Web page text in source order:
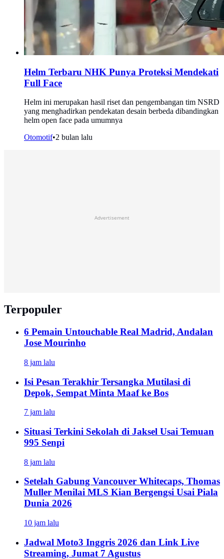
Helm Terbaru NHK Punya Proteksi Mendekati
Full Face
Helm ini merupakan hasil riset dan pengembangan tim NSRD
yang menghadirkan pendekatan desain berbeda dibandingkan
helm open face pada umumnya
Otomotif•2 bulan lalu
Advertisement
Terpopuler
6 Pemain Untouchable Real Madrid, Andalan
Jose Mourinho
8 jam lalu
Isi Pesan Terakhir Tersangka Mutilasi di
Depok, Sempat Minta Maaf ke Bos
7 jam lalu
Situasi Terkini Sekolah di Jaksel Usai Temuan
995 Senpi
8 jam lalu
Setelah Gabung Vancouver Whitecaps, Thomas
Muller Menilai MLS Kian Bergengsi Usai Piala
Dunia 2026
10 jam lalu
Jadwal Moto3 Inggris 2026 dan Link Live
Streaming, Jumat 7 Agustus